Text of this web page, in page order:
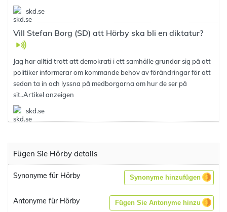
skd.se
Vill Stefan Borg (SD) att Hörby ska bli en diktatur?
Jag har alltid trott att demokrati i ett samhälle grundar sig på att
politiker informerar om kommande behov av förändringar för att
sedan ta in och lyssna på medborgarna om hur de ser på
sit..Artikel anzeigen
skd.se
Fügen Sie Hörby details
Synonyme für Hörby Synonyme hinzufügen
Antonyme für Hörby Fügen Sie Antonyme hinzu